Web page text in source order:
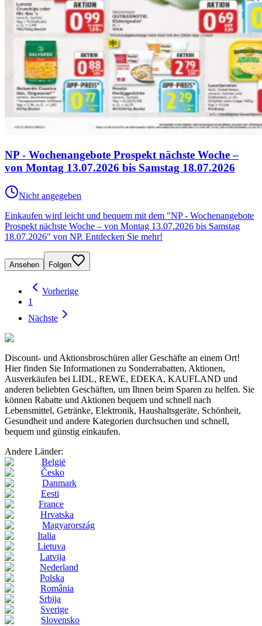
NP - Wochenangebote Prospekt nächste Woche –
von Montag 13.07.2026 bis Samstag 18.07.2026
Nicht angegeben
Einkaufen wird leicht und bequem mit dem "NP - Wochenangebote
Prospekt nächste Woche – von Montag 13.07.2026 bis Samstag
18.07.2026" von NP. Entdecken Sie mehr!
Ansehen Folgen
Vorherige
1
Nächste
Discount- und Aktionsbroschüren aller Geschäfte an einem Ort!
Hier finden Sie Informationen zu Sonderrabatten, Aktionen,
Ausverkäufen bei LIDL, REWE, EDEKA, KAUFLAND und
anderen beliebten Geschäften, um Ihnen beim Sparen zu helfen. Sie
können Rabatte und Aktionen bequem und schnell nach
Lebensmittel, Getränke, Elektronik, Haushaltsgeräte, Schönheit,
Gesundheit und andere Kategorien durchsuchen und schnell,
bequem und günstig einkaufen.
Andere Länder:
België
Česko
Danmark
Eesti
France
Hrvatska
Magyarország
Italia
Lietuva
Latvija
Nederland
Polska
România
Srbija
Sverige
Slovensko